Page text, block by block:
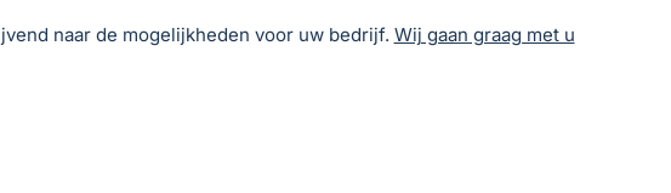
naar de mogelijkheden voor uw bedrijf. Wij gaan graag met u